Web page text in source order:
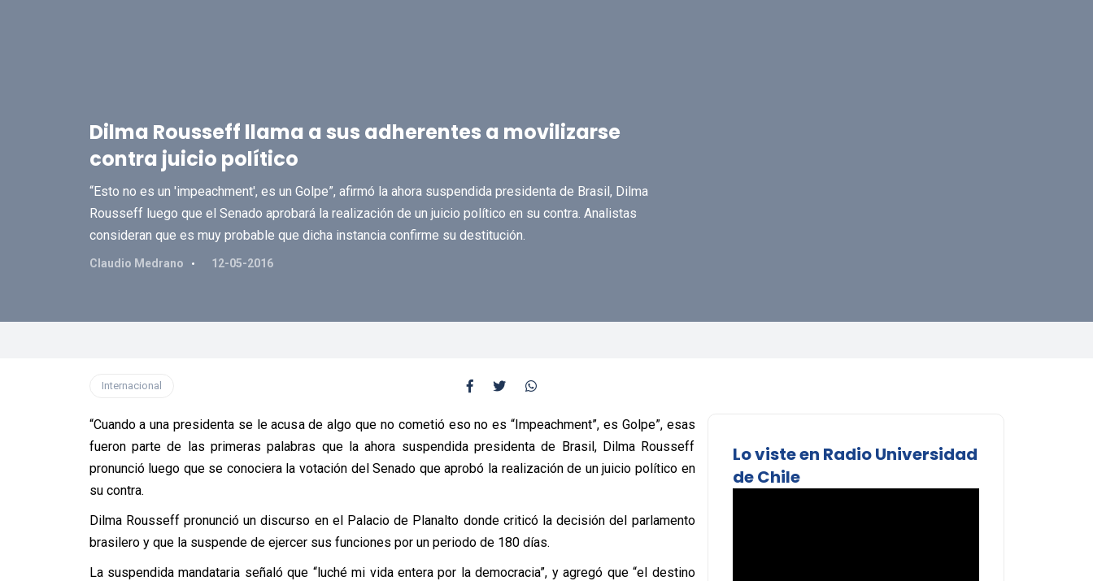
Dilma Rousseff llama a sus adherentes a movilizarse
contra juicio político
“Esto no es un 'impeachment', es un Golpe”, afirmó la ahora suspendida presidenta de Brasil, Dilma
Rousseff luego que el Senado aprobará la realización de un juicio político en su contra. Analistas
consideran que es muy probable que dicha instancia confirme su destitución.
Claudio Medrano 12-05-2016
Internacional
“Cuando a una presidenta se le acusa de algo que no cometió eso no es “Impeachment”, es Golpe”, esas
fueron parte de las primeras palabras que la ahora suspendida presidenta de Brasil, Dilma Rousseff
pronunció luego que se conociera la votación del Senado que aprobó la realización de un juicio político en
su contra.
Dilma Rousseff pronunció un discurso en el Palacio de Planalto donde criticó la decisión del parlamento
brasilero y que la suspende de ejercer sus funciones por un periodo de 180 días.
La suspendida mandataria señaló que “luché mi vida entera por la democracia”, y agregó que “el destino
Lo viste en Radio Universidad
de Chile